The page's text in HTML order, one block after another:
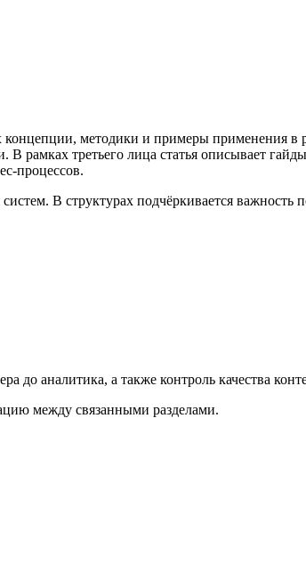
В рамках третьего лица статья описывает
процессов.
В структурах подчёркивается важность
аналитика, а также контроль качества
между связанными разделами.